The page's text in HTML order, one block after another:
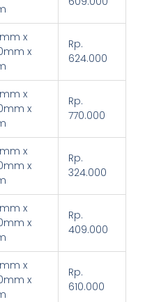
x
x
Rp.
624.000
x
x
Rp.
770.000
x
x
Rp.
324.000
x
x
Rp.
409.000
x
x
Rp.
610.000